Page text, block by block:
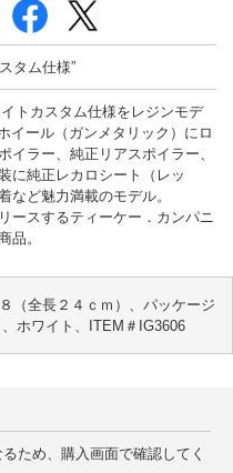
タム仕様”
トカスタム仕様をレジンモデ
イール（ガンメタリック）にロ
イラー、純正リアスポイラー、
に純正レカロシート（レッ
など魅力満載のモデル。
ースするティーケー．カンパニ
品。
（全長２４ｃｍ）、パッケージ
ホワイト、ITEM＃IG3606
ため、購入画面で確認してく